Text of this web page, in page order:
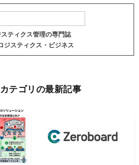
スティクス管理の専門誌
ジスティクス・ビジネス
カテゴリの最新記事